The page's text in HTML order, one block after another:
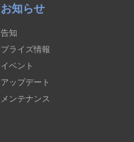
お知らせ
告知
プライズ情報
イベント
アップデート
メンテナンス